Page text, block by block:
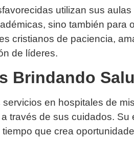
utilizan sus aulas
sino también para
cristianos de paciencia,
de líderes.
Brindando
en hospitales de
través de sus cuidados. Su
que crea